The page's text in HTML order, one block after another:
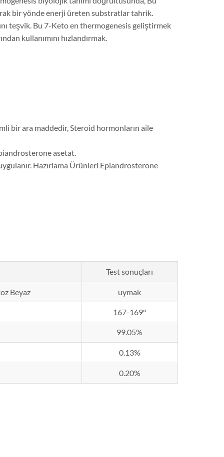
bir yönde enerji üreten substratlar tahrik.
teşvik. Bu 7-Keto en thermogenesis geliştirmek
kullanımını hızlandırmak.
bir ara maddedir, Steroid hormonların aile
asetat.
Hazırlama Ürünleri Epiandrosterone
Test sonuçları
Beyaz uymak
167-169°
99.05%
0.13%
0.20%